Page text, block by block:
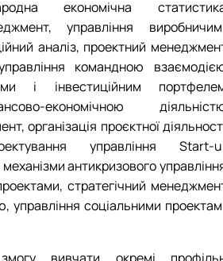
економічна
управління
аналіз, проектний
командною
і інвестиційним
економічною
організація проєктної
управління Start-
антикризового
стратегічний
управління соціальними